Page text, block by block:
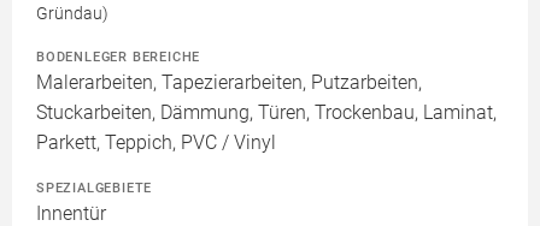
Gründau)
BODENLEGER BEREICHE
Malerarbeiten, Tapezierarbeiten, Putzarbeiten,
Stuckarbeiten, Dämmung, Türen, Trockenbau, Laminat,
Parkett, Teppich, PVC / Vinyl
SPEZIALGEBIETE
Innentür